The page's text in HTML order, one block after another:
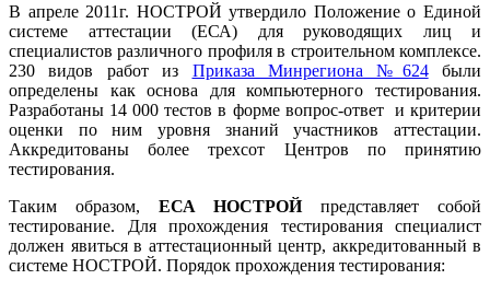
В апреле 2011г. НОСТРОЙ утвердило Положение о Единой
системе аттестации (ЕСА) для руководящих лиц и
специалистов различного профиля в строительном комплексе.
230 видов работ из Приказа Минрегиона №624были
определены как основа для компьютерного тестирования.
Разработаны 14 000 тестов в форме вопрос-ответ и критерии
оценки по ним уровня знаний участников аттестации.
Аккредитованы более трехсот Центров по принятию
тестирования.
Таким образом, ЕСА НОСТРОЙпредставляет собой
тестирование. Для прохождения тестирования специалист
должен явиться в аттестационный центр, аккредитованный в
системе НОСТРОЙ. Порядок прохождения тестирования: